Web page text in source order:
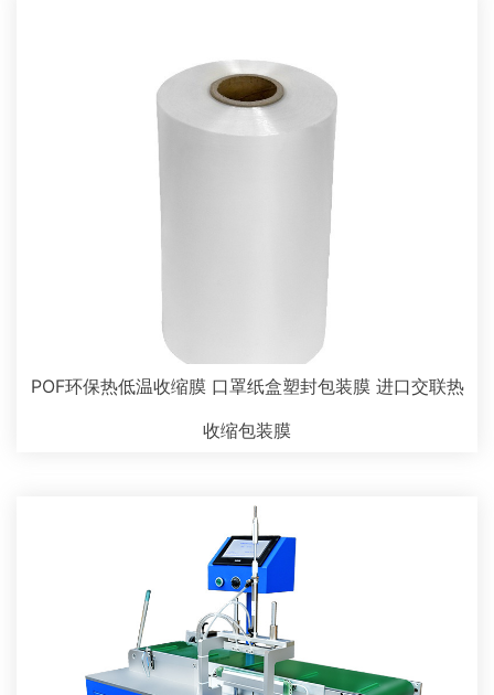
POF环保热低温收缩膜 口罩纸盒塑封包装膜 进口交联热
收缩包装膜